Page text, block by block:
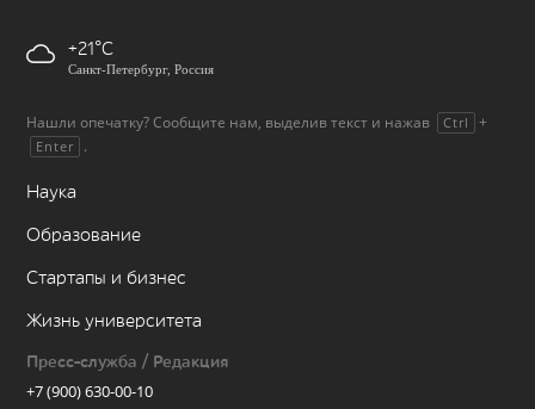
+21
Санкт-Петербург, Россия
Нашли опечатку? Сообщите нам, выделив текст и нажав Ctrl +
Enter .
Наука
Образование
Стартапы и бизнес
Жизнь университета
Пресс-служба / Редакция
+7 (900) 630-00-10